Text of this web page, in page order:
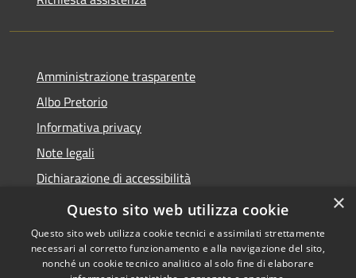
Amministrazione trasparente
Albo Pretorio
Informativa privacy
Note legali
Dichiarazione di accessibilità
Area riservata dipendenti
×
Questo sito web utilizza cookie
Questo sito web utilizza cookie tecnici e assimilati strettamente
necessari al corretto funzionamento e alla navigazione del sito,
nonché un cookie tecnico analitico al solo fine di elaborare